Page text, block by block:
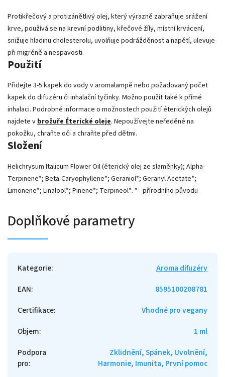
Protikřečový a protizánětlivý olej, který výrazně zabraňuje srážení
krve, používá se na krevní podlitiny, křečové žíly, místní krvácení,
snižuje hladinu cholesterolu, uvolňuje podrážděnost a napětí, ulevuje
při migréně a nespavosti.
Použití
Přidejte 3-5 kapek do vody v aromalampě nebo požadovaný počet
kapek do difuzéru či inhalační tyčinky. Možno použít také k přímé
inhalaci. Podrobné informace o možnostech použití éterických olejů
najdete vbrožuře Éterické oleje. Nepoužívejte neředěné na
pokožku, chraňte oči a chraňte před dětmi.
Složení
Helichrysum Italicum Flower Oil (éterický olej ze slaměnky); Alpha-
Terpinene*; Beta-Caryophyllene*; Geraniol*; Geranyl Acetate*;
Limonene*; Linalool*; Pinene*; Terpineol*. * - přírodního původu
Doplňkové parametry
Kategorie:
Aroma difuzéry
EAN:
8595100208781
Certifikace:
Vhodné pro vegany
Objem:
1 ml
Podpora
pro:
Zklidnění, Spánek, Uvolnění,
Harmonie, Imunita, První pomoc